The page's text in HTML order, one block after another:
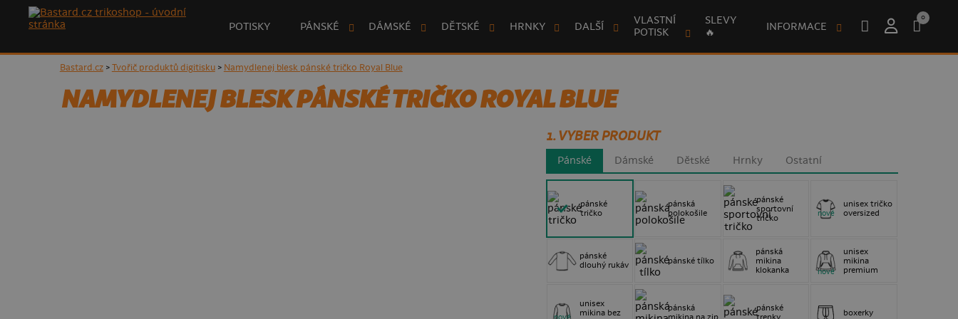
POTISKY PÁNSKÉ DÁMSKÉ DĚTSKÉ HRNKY DALŠÍ
VLASTNÍ
POTISK
SLEVY
🔥
INFORMACE
0
Bastard.cz> Tvořič produktů digitisku> Namydlenej blesk pánské tričko Royal Blue
NAMYDLENEJ BLESK PÁNSKÉ TRIČKO ROYAL BLUE
1. VYBER PRODUKT
Pánské Dámské Dětské Hrnky Ostatní
pánské
tričko
pánská
polokošile
pánské
sportovní
tričko
unisex tričko
oversized
nové
pánské
dlouhý rukáv
pánské tílko
pánská
mikina
klokanka
unisex
mikina
premium
nové
unisex
mikina bez
pánská
pánské
boxerky